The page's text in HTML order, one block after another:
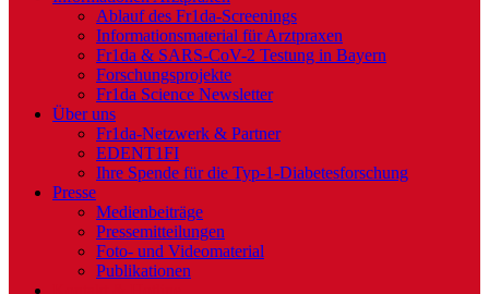
Ablauf des Fr1da-Screenings
Informationsmaterial für Arztpraxen
Fr1da & SARS-CoV-2 Testung in Bayern
Forschungsprojekte
Fr1da Science Newsletter
Über uns
Fr1da-Netzwerk & Partner
EDENT1FI
Ihre Spende für die Typ-1-Diabetesforschung
Presse
Medienbeiträge
Pressemitteilungen
Foto- und Videomaterial
Publikationen